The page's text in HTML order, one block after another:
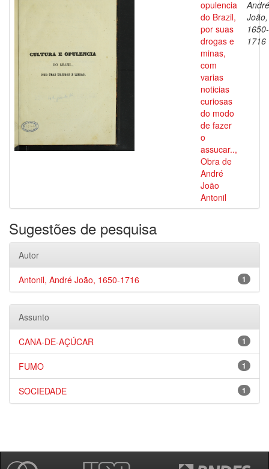
opulencia
do Brazil,
por suas
drogas e
minas,
com
varias
noticias
curiosas
do modo
de fazer
o
assucar..,
Obra de
André
João
Antonil
André
João,
1650-
1716
Sugestões de pesquisa
Autor
1
Antonil, André João, 1650-1716
Assunto
1
CANA-DE-AÇÚCAR
1
FUMO
1
SOCIEDADE